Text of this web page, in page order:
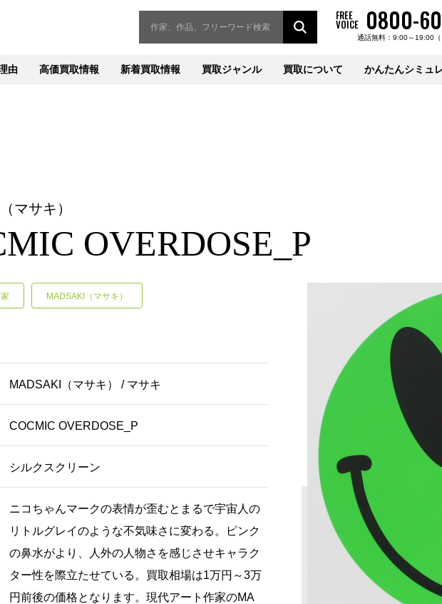
FREE
VOICE 0800-
通話無料：9:00～19:00（
由 高価買取情報 新着買取情報 買取ジャンル 買取について かんたんシミュ
マサキ）
OVERDOSE_P
MADSAKI（マサキ）
MADSAKI（マサキ） / マサキ
COCMIC OVERDOSE_P
シルクスクリーン
ニコちゃんマークの表情が歪むとまるで宇宙人の
リトルグレイのような不気味さに変わる。ピンク
の鼻水がより、人外の人物さを感じさせキャラク
ター性を際立たせている。買取相場は1万円～3万
円前後の価格となります。現代アート作家のMA